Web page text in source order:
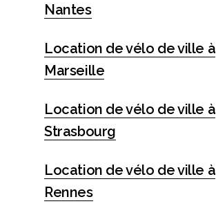
Nantes
Location de vélo de ville à
Marseille
Location de vélo de ville à
Strasbourg
Location de vélo de ville à
Rennes